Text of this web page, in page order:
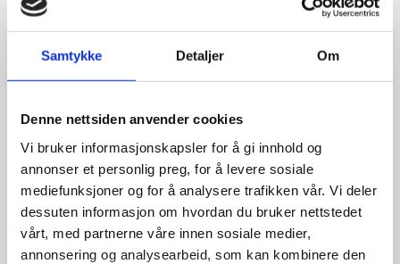
Samtykke Detaljer Om
Denne nettsiden anvender cookies
Vi bruker informasjonskapsler for å gi innhold og
annonser et personlig preg, for å levere sosiale
mediefunksjoner og for å analysere trafikken vår. Vi deler
dessuten informasjon om hvordan du bruker nettstedet
vårt, med partnerne våre innen sosiale medier,
annonsering og analysearbeid, som kan kombinere den
Vi er spesialister på flytting og tilbyr et fullt spekter
av tjenester innen flytting. Om du ønsker kan vi
være behjelpelig med pakkejobben og lagringen av
ditt flyttegods i forbindelse med flyttingen. Vi kan
også være behjelpelige med flyttevask om det er
ønskelig.